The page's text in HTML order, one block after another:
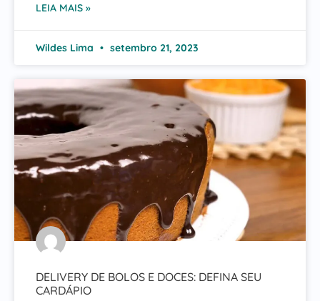
LEIA MAIS »
Wildes Lima setembro 21, 2023
DELIVERY DE BOLOS E DOCES: DEFINA SEU
CARDÁPIO